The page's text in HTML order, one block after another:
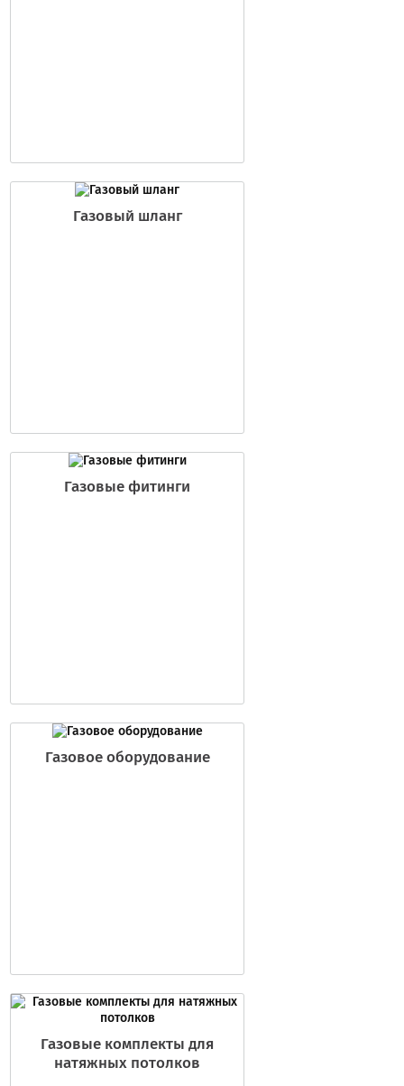
Газовый шланг
Газовые фитинги
Газовое оборудование
Газовые комплекты для
натяжных потолков